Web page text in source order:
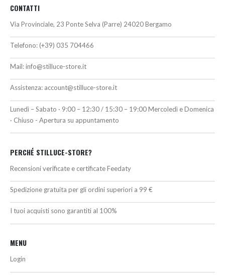
CONTATTI
Via Provinciale, 23 Ponte Selva (Parre) 24020 Bergamo
Telefono: (+39) 035 704466
Mail:info@stilluce-store.it
Assistenza: account@stilluce-store.it
Lunedì – Sabato · 9:00 – 12:30 / 15:30 – 19:00 Mercoledì e Domenica
· Chiuso - Apertura su appuntamento
PERCHÉ STILLUCE-STORE?
Recensioni verificate e certificate Feedaty
Spedizione gratuita per gli ordini superiori a 99 €
I tuoi acquisti sono garantiti al 100%
MENU
Login